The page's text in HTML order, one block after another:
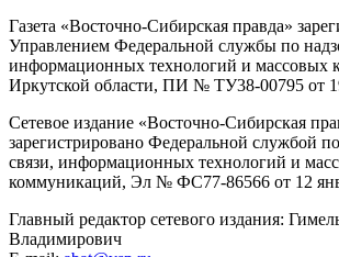
Газета «Восточно-Сибирская правда»
Управлением Федеральной службы по
информационных технологий и массовых
Иркутской области, ПИ № ТУ38-00795 от
Сетевое издание «Восточно-Сибирская
зарегистрировано Федеральной службой
связи, информационных технологий и
коммуникаций, Эл № ФС77-86566 от 12
Главный редактор сетевого издания:
Владимирович